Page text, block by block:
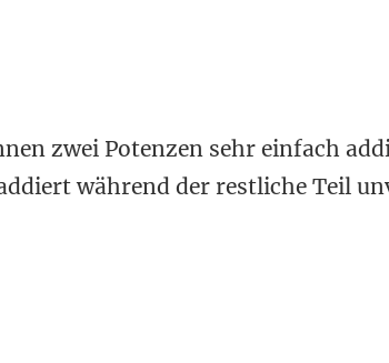
zwei Potenzen sehr einfach
während der restliche Teil